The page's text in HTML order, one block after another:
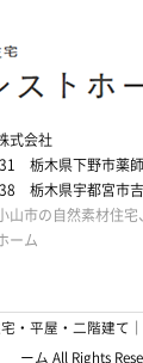
式会社
木県下野市薬師
栃木県宇都宮市
山市の自然素材住
ーム
・平屋・二階建て
ーム All Rights